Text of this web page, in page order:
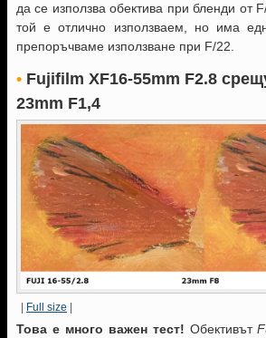
да се използва обектива при бленди от
той е отлично използваем, но има
препоръчваме използване при F/22.
• Fujifilm XF16-55mm F2.8
23mm F1,4
Full size
Това е много важен тест! Обективът